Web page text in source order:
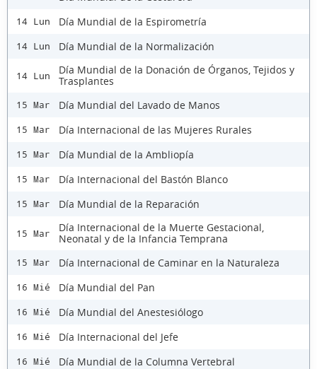
14 Lun Día Mundial de la Espirometría
14 Lun Día Mundial de la Normalización
14 Lun
Día Mundial de la Donación de Órganos, Tejidos y
Trasplantes
15 Mar Día Mundial del Lavado de Manos
15 Mar Día Internacional de las Mujeres Rurales
15 Mar Día Mundial de la Ambliopía
15 Mar Día Internacional del Bastón Blanco
15 Mar Día Mundial de la Reparación
15 Mar
Día Internacional de la Muerte Gestacional,
Neonatal y de la Infancia Temprana
15 Mar Día Internacional de Caminar en la Naturaleza
16 Mié Día Mundial del Pan
16 Mié Día Mundial del Anestesiólogo
16 Mié Día Internacional del Jefe
16 Mié Día Mundial de la Columna Vertebral